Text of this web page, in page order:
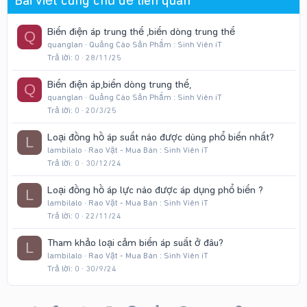
Q Biến điện áp trung thế ,biến dòng trung thế
quanglan
Quảng Cáo Sản Phẩm : Sinh Viên iT
Trả lời 0 28/11/25
Q Biến điện áp,biến dòng trung thế,
quanglan
Quảng Cáo Sản Phẩm : Sinh Viên iT
Trả lời 0 20/3/25
L Loại đồng hồ áp suất nào được dùng phổ biến nhất?
lambilalo
Rao Vặt - Mua Bán : Sinh Viên iT
Trả lời 0 30/12/24
L Loại đồng hồ áp lực nào được áp dụng phổ biến ?
lambilalo
Rao Vặt - Mua Bán : Sinh Viên iT
Trả lời 0 22/11/24
L Tham khảo loại cảm biến áp suất ở đâu?
lambilalo
Rao Vặt - Mua Bán : Sinh Viên iT
Trả lời 0 30/9/24